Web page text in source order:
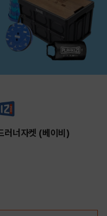
러너자켓 (베이비)